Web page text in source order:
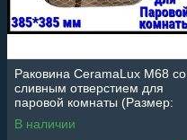
Раковина CeramaLux M68 со
сливным отверстием для
паровой комнаты (Размер:
525*425 мм)
В наличии